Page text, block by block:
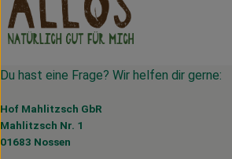
Du hast eine Frage? Wir helfen dir gerne:
Hof Mahlitzsch GbR
Mahlitzsch Nr. 1
01683 Nossen